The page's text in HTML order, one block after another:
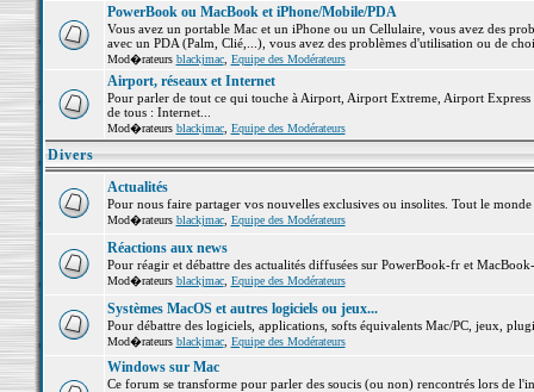
PowerBook ou MacBook et iPhone/Mobile/PDA
Vous avez un portable Mac et un iPhone ou un Cellulaire, vous avez des
avec un PDA (Palm, Clié,...), vous avez des problèmes d'utilisation ou de
Mod�rateurs blackjmac, Equipe des Modérateurs
Airport, réseaux et Internet
Pour parler de tout ce qui touche à Airport, Airport Extreme, Airport
de tous : Internet...
Mod�rateurs blackjmac, Equipe des Modérateurs
Divers
Actualités
Pour nous faire partager vos nouvelles exclusives ou insolites. Tout le
Mod�rateurs blackjmac, Equipe des Modérateurs
Réactions aux news
Pour réagir et débattre des actualités diffusées sur PowerBook-fr et
Mod�rateurs blackjmac, Equipe des Modérateurs
Systèmes MacOS et autres logiciels ou jeux...
Pour débattre des logiciels, applications, softs équivalents Mac/PC, jeux,
Mod�rateurs blackjmac, Equipe des Modérateurs
Windows sur Mac
Ce forum se transforme pour parler des soucis (ou non) rencontrés lors de